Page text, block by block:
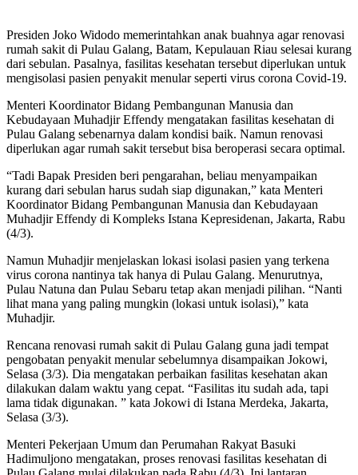
Presiden Joko Widodo memerintahkan anak buahnya agar renovasi
rumah sakit di Pulau Galang, Batam, Kepulauan Riau selesai kurang
dari sebulan. Pasalnya, fasilitas kesehatan tersebut diperlukan untuk
mengisolasi pasien penyakit menular seperti virus corona Covid-19.
Menteri Koordinator Bidang Pembangunan Manusia dan
Kebudayaan Muhadjir Effendy mengatakan fasilitas kesehatan di
Pulau Galang sebenarnya dalam kondisi baik. Namun renovasi
diperlukan agar rumah sakit tersebut bisa beroperasi secara optimal.
“Tadi Bapak Presiden beri pengarahan, beliau menyampaikan
kurang dari sebulan harus sudah siap digunakan,” kata Menteri
Koordinator Bidang Pembangunan Manusia dan Kebudayaan
Muhadjir Effendy di Kompleks Istana Kepresidenan, Jakarta, Rabu
(4/3).
Namun Muhadjir menjelaskan lokasi isolasi pasien yang terkena
virus corona nantinya tak hanya di Pulau Galang. Menurutnya,
Pulau Natuna dan Pulau Sebaru tetap akan menjadi pilihan. “Nanti
lihat mana yang paling mungkin (lokasi untuk isolasi),” kata
Muhadjir.
Rencana renovasi rumah sakit di Pulau Galang guna jadi tempat
pengobatan penyakit menular sebelumnya disampaikan Jokowi,
Selasa (3/3). Dia mengatakan perbaikan fasilitas kesehatan akan
dilakukan dalam waktu yang cepat. “Fasilitas itu sudah ada, tapi
lama tidak digunakan. ” kata Jokowi di Istana Merdeka, Jakarta,
Selasa (3/3).
Menteri Pekerjaan Umum dan Perumahan Rakyat Basuki
Hadimuljono mengatakan, proses renovasi fasilitas kesehatan di